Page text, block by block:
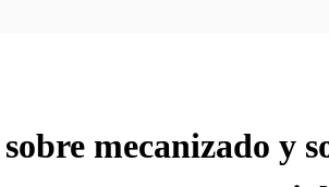
mecanizado y